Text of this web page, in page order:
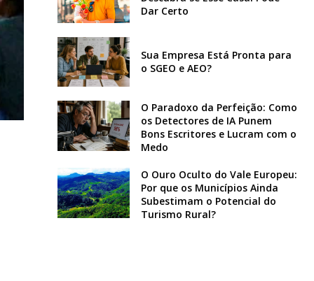
Dar Certo
Sua Empresa Está Pronta para
o SGEO e AEO?
O Paradoxo da Perfeição: Como
os Detectores de IA Punem
Bons Escritores e Lucram com o
Medo
O Ouro Oculto do Vale Europeu:
Por que os Municípios Ainda
Subestimam o Potencial do
Turismo Rural?